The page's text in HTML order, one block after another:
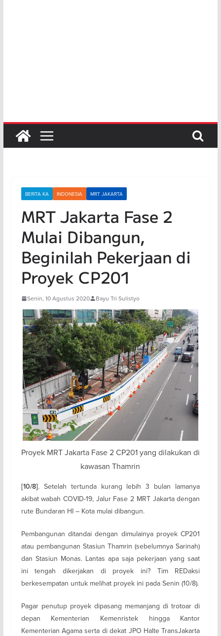
BERITA KA INDONESIA MRT JAKARTA
MRT Jakarta Fase 2
Mulai Dibangun,
Beginilah Pekerjaan di
Proyek CP201
Senin, 10 Agustus 2020 Bayu Tri Sulistyo
Proyek MRT Jakarta Fase 2 CP201 yang dilakukan di
kawasan Thamrin
[10/8]. Setelah tertunda kurang lebih 3 bulan lamanya
akibat wabah COVID-19, Jalur Fase 2 MRT Jakarta dengan
rute Bundaran HI – Kota mulai dibangun.
Pembangunan ditandai dengan dimulainya proyek CP201
atau pembangunan Stasiun Thamrin (sebelumnya Sarinah)
dan Stasiun Monas. Lantas apa saja pekerjaan yang saat
ini tengah dikerjakan di proyek ini? Tim REDaksi
berkesempatan untuk melihat proyek ini pada Senin (10/8).
Pagar penutup proyek dipasang memanjang di trotoar di
depan Kementerian Kemenristek hingga Kantor
Kementerian Agama serta di dekat JPO Halte TransJakarta